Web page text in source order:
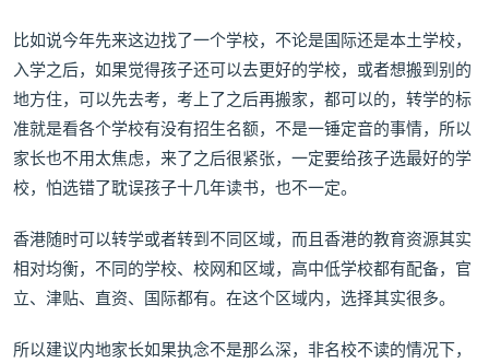
比如说今年先来这边找了一个学校，不论是国际还是本土学校，
入学之后，如果觉得孩子还可以去更好的学校，或者想搬到别的
地方住，可以先去考，考上了之后再搬家，都可以的，转学的标
准就是看各个学校有没有招生名额，不是一锤定音的事情，所以
家长也不用太焦虑，来了之后很紧张，一定要给孩子选最好的学
校，怕选错了耽误孩子十几年读书，也不一定。
香港随时可以转学或者转到不同区域，而且香港的教育资源其实
相对均衡，不同的学校、校网和区域，高中低学校都有配备，官
立、津贴、直资、国际都有。在这个区域内，选择其实很多。
所以建议内地家长如果执念不是那么深，非名校不读的情况下，